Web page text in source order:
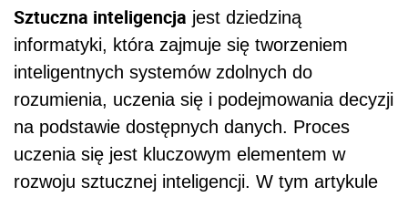
Sztuczna inteligencja jest dziedziną
informatyki, która zajmuje się tworzeniem
inteligentnych systemów zdolnych do
rozumienia, uczenia się i podejmowania decyzji
na podstawie dostępnych danych. Proces
uczenia się jest kluczowym elementem w
rozwoju sztucznej inteligencji. W tym artykule